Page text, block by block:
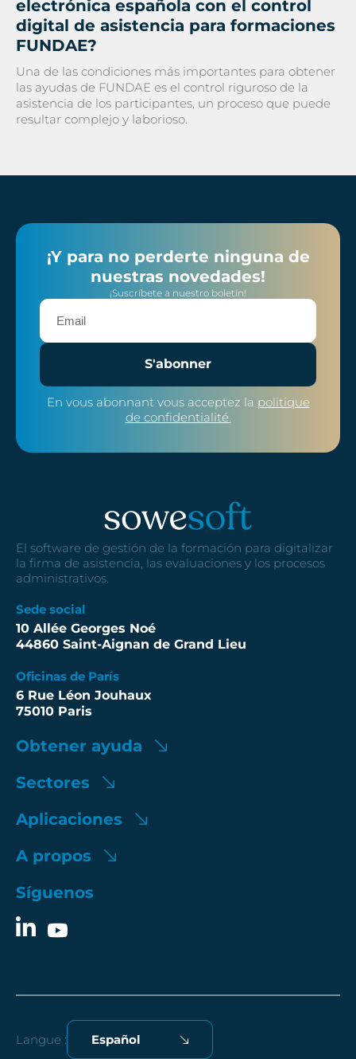
electrónica española con el control
digital de asistencia para formaciones
FUNDAE?
Una de las condiciones más importantes para obtener
las ayudas de FUNDAE es el control riguroso de la
asistencia de los participantes, un proceso que puede
resultar complejo y laborioso.
¡Y para no perderte ninguna de
nuestras novedades!
¡Suscríbete a nuestro boletín!
S'abonner
En vous abonnant vous acceptez la politique
de confidentialité.
El software de gestión de la formación para digitalizar
la firma de asistencia, las evaluaciones y los procesos
administrativos.
Sede social
10 Allée Georges Noé
44860 Saint-Aignan de Grand Lieu
Oficinas de París
6 Rue Léon Jouhaux
75010 Paris
Obtener ayuda
Sectores
Aplicaciones
A propos
Síguenos
Langue : Español